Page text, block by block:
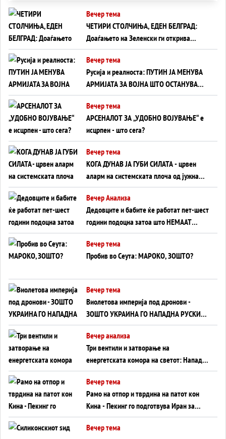
Вечер тема
ЧЕТИРИ СТОЛЧИЊА, ЕДЕН БЕЛГРАД:
Доаѓањето на Зеленски ги открива
тајните на политиката на балансирање
на Вучиќ
Вечер тема
Русија и реалноста: ПУТИН ЈА МЕНУВА
АРМИЈАТА ЗА ВОЈНА ШТО ОСТАНУВА
БЕЗ ФРОНТ
Вечер тема
АРСЕНАЛОТ ЗА „УДОБНО ВОЈУВАЊЕ“ е
исцрпен - што сега?
Вечер тема
КОГА ДУНАВ ЈА ГУБИ СИЛАТА - црвен
аларм на системската плоча од јужна
Германија до Црното Море...
Вечер Анализа
Дедовците и бабите ќе работат пет-шест
години подоцна затоа што НЕМААТ
ВНУЦИ ДА ГИ ЗАМЕНАТ
Вечер тема
Пробив во Сеута: МАРОКО, ЗОШТО?
Вечер тема
Виолетова империја под дронови -
ЗОШТО УКРАИНА ГО НАПАДНА РУСКИОТ
WILDBERRIES
Вечер анализа
Три вентили и затворање на
енергетската комора на светот: Нападот
во Суец најавува глобален енергетски
инфаркт?
Вечер тема
Рамо на отпор и тврдина на патот кон
Кина - Пекинг го подготвува Иран за
американска копнена инвазија
Вечер тема